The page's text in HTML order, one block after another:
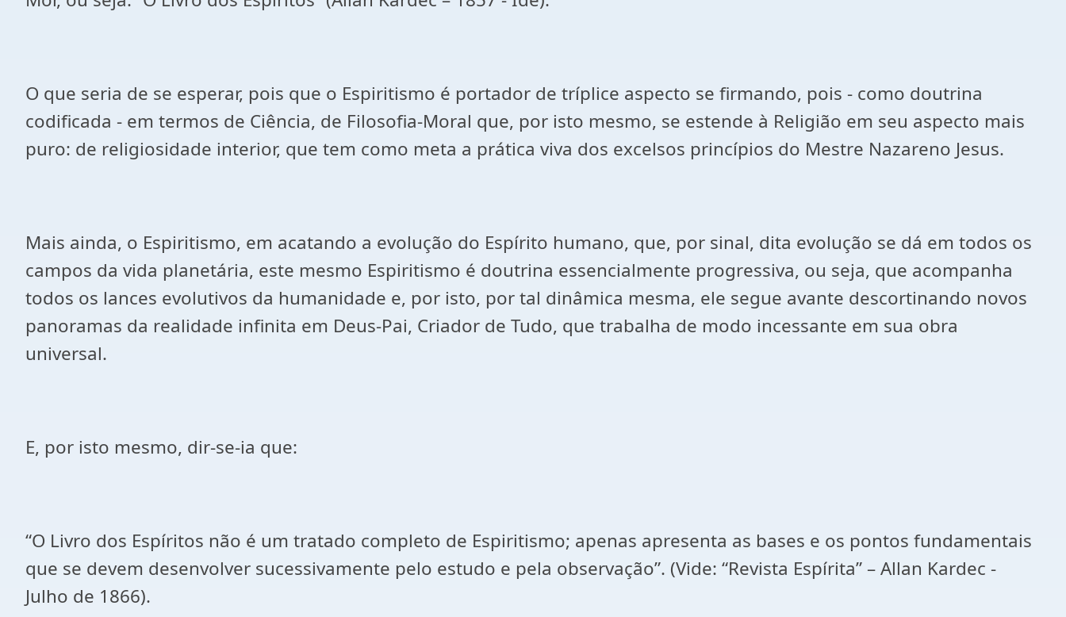
O que seria de se esperar, pois que o Espiritismo é portador de tríplice aspecto se firmando, pois - como doutrina
codificada - em termos de Ciência, de Filosofia-Moral que, por isto mesmo, se estende à Religião em seu aspecto mais
puro: de religiosidade interior, que tem como meta a prática viva dos excelsos princípios do Mestre Nazareno Jesus.
Mais ainda, o Espiritismo, em acatando a evolução do Espírito humano, que, por sinal, dita evolução se dá em todos os
campos da vida planetária, este mesmo Espiritismo é doutrina essencialmente progressiva, ou seja, que acompanha
todos os lances evolutivos da humanidade e, por isto, por tal dinâmica mesma, ele segue avante descortinando novos
panoramas da realidade infinita em Deus-Pai, Criador de Tudo, que trabalha de modo incessante em sua obra
universal.
E, por isto mesmo, dir-se-ia que:
“O Livro dos Espíritos não é um tratado completo de Espiritismo; apenas apresenta as bases e os pontos fundamentais
que se devem desenvolver sucessivamente pelo estudo e pela observação”. (Vide: “Revista Espírita” – Allan Kardec -
Julho de 1866).